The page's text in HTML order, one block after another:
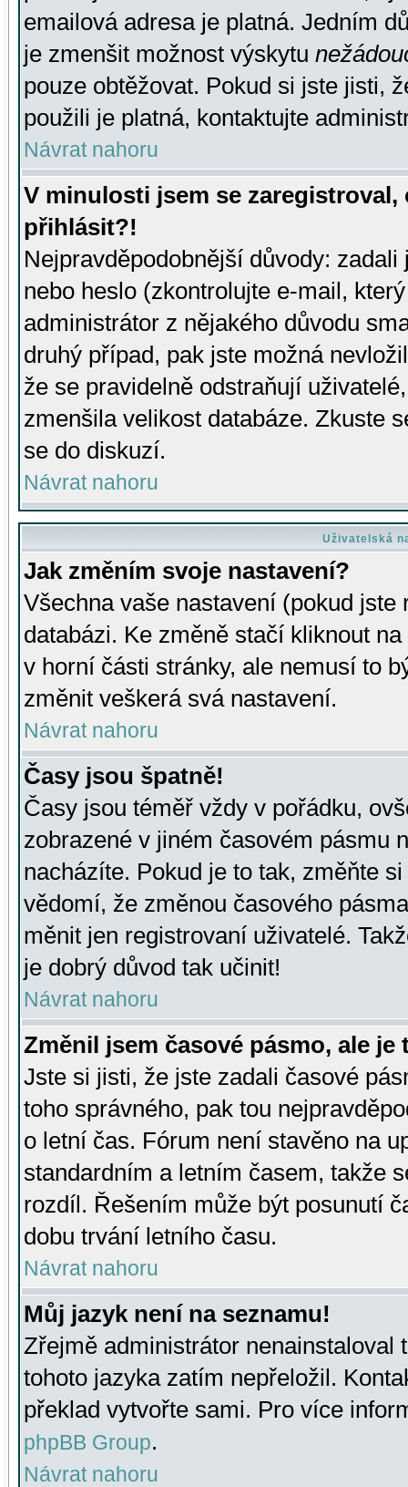
emailová adresa je platná. Jedním
je zmenšit možnost výskytu
pouze obtěžovat. Pokud si jste jisti,
použili je platná, kontaktujte
Návrat nahoru
V minulosti jsem se
přihlásit?!
Nejpravděpodobnější důvody:
nebo heslo (zkontrolujte e-mail,
administrátor z nějakého důvodu
druhý případ, pak jste možná
že se pravidelně odstraňují
zmenšila velikost databáze. Zkuste
se do diskuzí.
Návrat nahoru
Uživatelská
Jak změním svoje nastavení?
Všechna vaše nastavení (pokud
databázi. Ke změně stačí kliknout
v horní části stránky, ale nemusí to
změnit veškerá svá nastavení.
Návrat nahoru
Časy jsou špatně!
Časy jsou téměř vždy v pořádku,
zobrazené v jiném časovém pásmu
nacházíte. Pokud je to tak, změňte
vědomí, že změnou časového
měnit jen registrovaní uživatelé.
je dobrý důvod tak učinit!
Návrat nahoru
Změnil jsem časové pásmo, ale je
Jste si jisti, že jste zadali časové
toho správného, pak tou
o letní čas. Fórum není stavěno na
standardním a letním časem, takže
rozdíl. Řešením může být posunutí
dobu trvání letního času.
Návrat nahoru
Můj jazyk není na seznamu!
Zřejmě administrátor nenainstaloval
tohoto jazyka zatím nepřeložil.
překlad vytvořte sami. Pro více
phpBB Group.
Návrat nahoru